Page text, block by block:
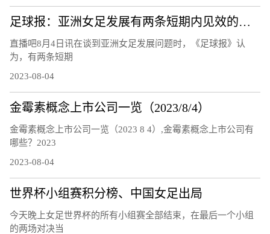
足球报：亚洲女足发展有两条短期内见效的道路，留洋和归化
直播吧8月4日讯在谈到亚洲女足发展问题时，《足球报》认
为，有两条短期
2023-08-04
金霉素概念上市公司一览（2023/8/4）
金霉素概念上市公司一览（2023 8 4）,金霉素概念上市公司有
哪些？2023
2023-08-04
世界杯小组赛积分榜、中国女足出局
今天晚上女足世界杯的所有小组赛全部结束，在最后一个小组
的两场对决当